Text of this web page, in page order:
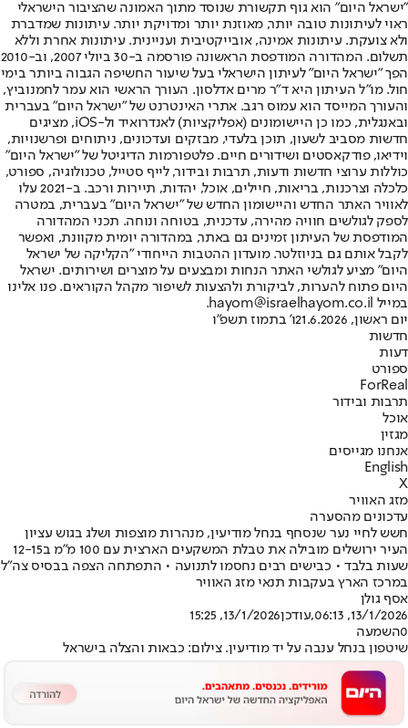
"ישראל היום" הוא גוף תקשורת שנוסד מתוך האמונה שהציבור הישראלי
ראוי לעיתונות טובה יותר, מאוזנת יותר ומדויקת יותר. עיתונות שמדברת
ולא צועקת. עיתונות אמינה, אובייקטיבית ועניינית. עיתונות אחרת וללא
תשלום. המהדורה המודפסת הראשונה פורסמה ב-30 ביולי 2007, וב-2010
הפך "ישראל היום" לעיתון הישראלי בעל שיעור החשיפה הגבוה ביותר בימי
חול. מו"ל העיתון היא ד"ר מרים אדלסון. העורך הראשי הוא עמר לחמנוביץ,
והעורך המייסד הוא עמוס רגב. אתרי האינטרנט של "ישראל היום" בעברית
ובאנגלית, כמו כן היישומונים (אפליקציות) לאנדרואיד ול-iOS, מציגים
חדשות מסביב לשעון, תוכן בלעדי, מבזקים ועדכונים, ניתוחים ופרשנויות,
וידיאו, פודקאסטים ושידורים חיים. פלטפורמות הדיגיטל של "ישראל היום"
כוללות ערוצי חדשות ודעות, תרבות ובידור, לייף סטייל, טכנולוגיה, ספורט,
כלכלה וצרכנות, בריאות, חיילים, אוכל, יהדות, תיירות ורכב. ב-2021 עלו
לאוויר האתר החדש והיישומון החדש של "ישראל היום" בעברית, במטרה
לספק לגולשים חוויה מהירה, עדכנית, בטוחה ונוחה. תכני המהדורה
המודפסת של העיתון זמינים גם באתר, במהדורה יומית מקוונת, ואפשר
לקבל אותם גם בניוזלטר. מועדון ההטבות הייחודי "הקליקה של ישראל
היום" מציע לגולשי האתר הנחות ומבצעים על מוצרים ושירותים. ישראל
היום פתוח להערות, לביקורת ולהצעות לשיפור מקהל הקוראים. פנו אלינו
במייל hayom@israelhayom.co.il.
יום ראשון, 21.6.2026
ו' בתמוז תשפ"ו
חדשות
דעות
ספורט
ForReal
תרבות ובידור
אוכל
מגזין
אנחנו מגייסים
English
X
מזג האוויר
עדכונים מהסערה
חשש לחיי נער שנסחף בנחל מודיעין, מנהרות מוצפות ושלג בגוש עציון
העיר ירושלים מובילה את טבלת המשקעים הארצית עם 100 מ"מ ב12-15
שעות בלבד • כבישים רבים נחסמו לתנועה • התפתחה הצפה בבסיס צה"ל
במרכז הארץ בעקבות תנאי מזג האוויר
אסף גולן
13/1/2026, 06:13
,עודכן13/1/2026, 15:25
0השמעה
שיטפון בנחל ענבה על יד מודיעין. צילום: כבאות והצלה בישראל